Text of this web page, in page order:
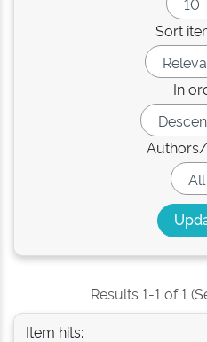
Sort
In
Results 1-1 of 1
Item hits: